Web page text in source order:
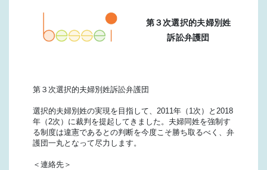
第３次選択的夫婦別姓
訴訟弁護団
第３次選択的夫婦別姓訴訟弁護団
選択的夫婦別姓の実現を目指して、2011年（1次）と2018
年（2次）に裁判を提起してきました。夫婦同姓を強制す
る制度は違憲であるとの判断を今度こそ勝ち取るべく、弁
護団一丸となって尽力します。
＜連絡先＞